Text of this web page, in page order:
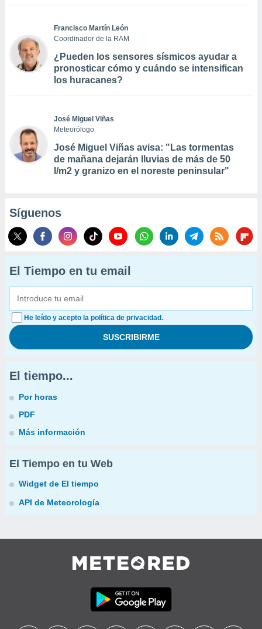
Francisco Martín León
Coordinador de la RAM
¿Pueden los sensores sísmicos ayudar a
pronosticar cómo y cuándo se intensifican
los huracanes?
José Miguel Viñas
Meteorólogo
José Miguel Viñas avisa: "Las tormentas
de mañana dejarán lluvias de más de 50
l/m2 y granizo en el noreste peninsular"
Síguenos
El Tiempo en tu email
He leído y acepto la política de privacidad.
El tiempo...
Por horas
PDF
Más información
El Tiempo en tu Web
Widget de El tiempo
API de Meteorología